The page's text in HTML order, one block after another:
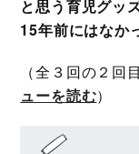
と思う育児グッ
15年前にはなか
（全３回の２回目
ューを読む）